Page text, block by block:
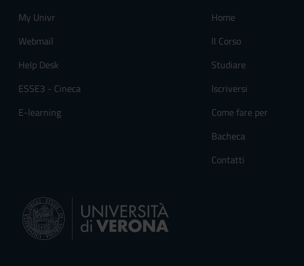
My Univr
Webmail
Help Desk
ESSE3 - Cineca
E-learning
Home
Il Corso
Studiare
Iscriversi
Come fare per
Bacheca
Contatti